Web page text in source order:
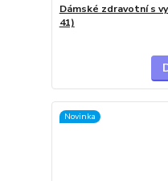
Dámské zdravotní s
41)
Novinka